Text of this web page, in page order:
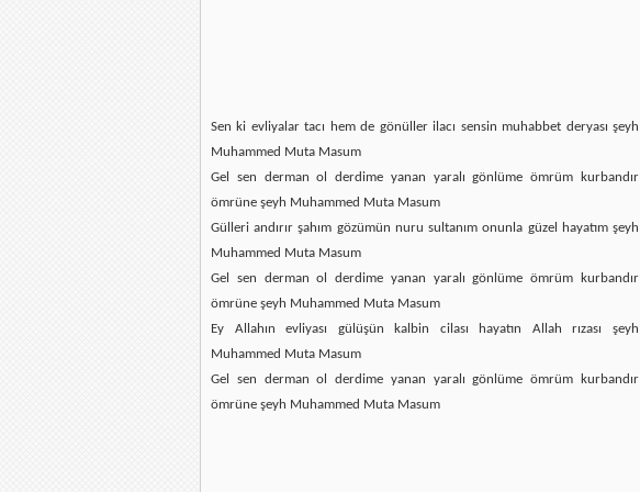
Sen ki evliyalar tacı hem de gönüller ilacı sensin muhabbet deryası şeyh
Muhammed Muta Masum
Gel sen derman ol derdime yanan yaralı gönlüme ömrüm kurbandır
ömrüne şeyh Muhammed Muta Masum
Gülleri andırır şahım gözümün nuru sultanım onunla güzel hayatım şeyh
Muhammed Muta Masum
Gel sen derman ol derdime yanan yaralı gönlüme ömrüm kurbandır
ömrüne şeyh Muhammed Muta Masum
Ey Allahın evliyası gülüşün kalbin cilası hayatın Allah rızası şeyh
Muhammed Muta Masum
Gel sen derman ol derdime yanan yaralı gönlüme ömrüm kurbandır
ömrüne şeyh Muhammed Muta Masum